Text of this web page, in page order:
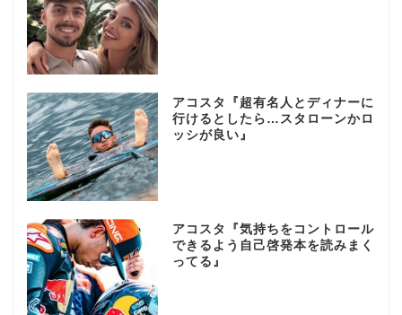
アコスタ『超有名人とディナーに
行けるとしたら…スタローンかロ
ッシが良い』
アコスタ『気持ちをコントロール
できるよう自己啓発本を読みまく
ってる』